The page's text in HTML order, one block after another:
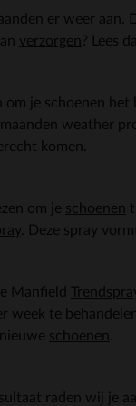
er weer
verzorgen? Lees
om je schoenen het
weather
komen.
om je schoenen
. Deze spray
Manfield
week te
schoenen
raden wij je